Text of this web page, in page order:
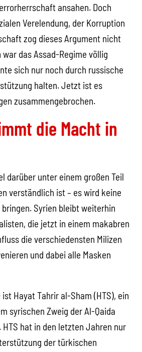
ansahen. Doch
Verelendung, der Korruption
zog dieses Argument nicht
war das Assad-Regime völlig
sich nur noch durch russische
halten. Jetzt ist es
zusammengebrochen.
die Macht in
darüber unter einem großen Teil
verständlich ist – es wird keine
Syrien bleibt weiterhin
die jetzt in einem makabren
die verschiedensten Milizen
und dabei alle Masken
Hayat Tahrir al-Sham (HTS), ein
syrischen Zweig der Al-Qaida
hat in den letzten Jahren nur
der türkischen